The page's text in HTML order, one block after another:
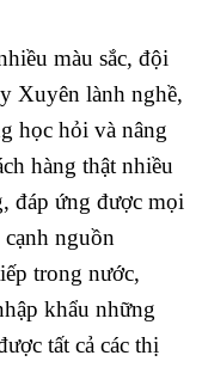
màu sắc, đội
Xuyên lành nghề,
học hỏi và nâng
hàng thật nhiều
đáp ứng được mọi
cạnh nguồn
trong nước,
khẩu những
tất cả các thị